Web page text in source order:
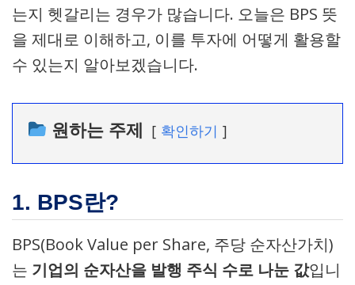
는지 헷갈리는 경우가 많습니다. 오늘은 BPS 뜻
을 제대로 이해하고, 이를 투자에 어떻게 활용할
수 있는지 알아보겠습니다.
원하는 주제 확인하기
1. BPS란?
BPS(Book Value per Share, 주당 순자산가치)
는 기업의 순자산을 발행 주식 수로 나눈 값입니